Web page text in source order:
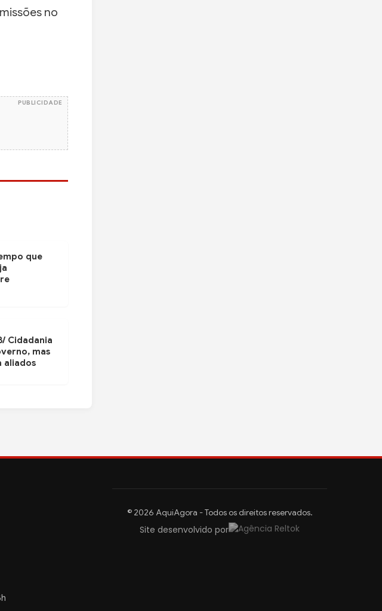
no
PUBLICIDADE
que
Cidadania
mas
aliados
© 2026 AquiAgora - Todos os direitos reservados.
Site desenvolvido por